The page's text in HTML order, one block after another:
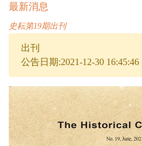
最新消息
史耘第19期出刊
出刊
公告日期:2021-12-30 16:45:46